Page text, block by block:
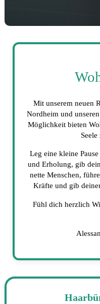
Mit unserem neuen
Nordheim und
Möglichkeit bieten
Leg eine kleine
und Erholung, gib
nette Menschen,
Kräfte und gib
Fühl dich herzlich